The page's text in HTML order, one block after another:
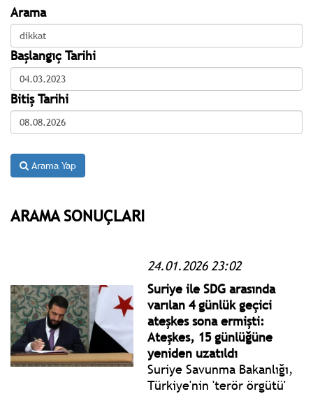
Arama
Başlangıç Tarihi
Bitiş Tarihi
Arama Yap
ARAMA SONUÇLARI
24.01.2026 23:02
Suriye ile SDG arasında
varılan 4 günlük geçici
ateşkes sona ermişti:
Ateşkes, 15 günlüğüne
yeniden uzatıldı
Suriye Savunma Bakanlığı,
Türkiye'nin 'terör örgütü'